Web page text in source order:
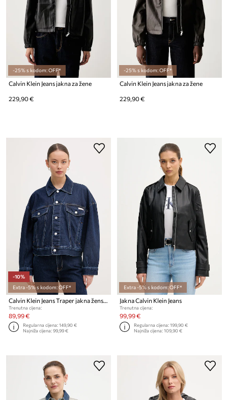
-25% s kodom: OFF*
Calvin Klein Jeans jakna za žene
229,90 €
-25% s kodom: OFF*
Calvin Klein Jeans jakna za žene
229,90 €
-10%
Extra -5% s kodom: OFF*
Calvin Klein Jeans Traper jakna ženska
Trenutna cijena:
89,99 €
Regularna cijena:149,90 €
Najniža cijena:99,99 €
Extra -5% s kodom: OFF*
Jakna Calvin Klein Jeans
Trenutna cijena:
99,99 €
Regularna cijena:199,90 €
Najniža cijena:109,90 €